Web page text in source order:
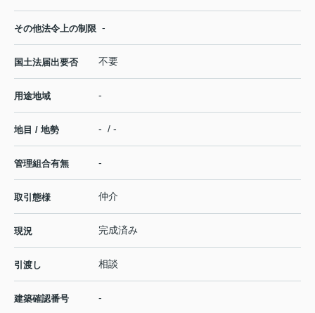
その他法令上の制限 -
国土法届出要否 不要
用途地域 -
地目 / 地勢 - / -
管理組合有無 -
取引態様 仲介
現況 完成済み
引渡し 相談
建築確認番号 -